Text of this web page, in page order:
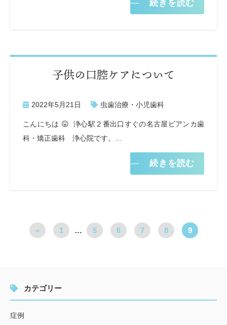
続きを読む
子供の口腔ケアについて
2022年5月21日 虫歯治療・小児歯科
こんにちは 😛 浄心駅２番出口すぐの名古屋ビアンカ歯
科・矯正歯科 浄心院です。…
続きを読む
« 1 … 5 6 7 8 9
カテゴリー
症例